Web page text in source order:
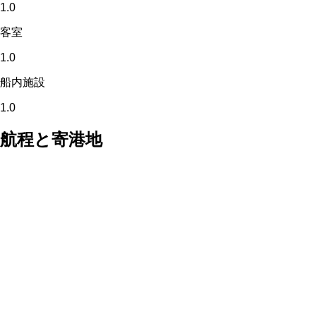
1.0
客室
1.0
船内施設
1.0
航程と寄港地